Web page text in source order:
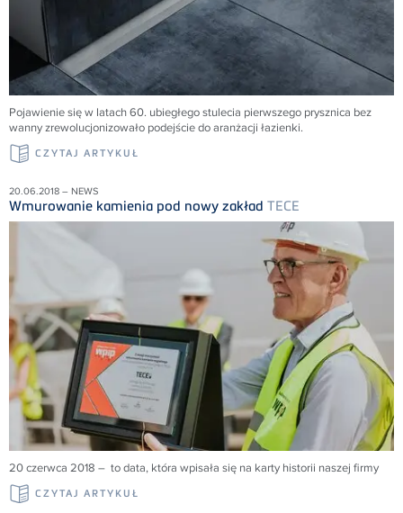
Pojawienie się w latach 60. ubiegłego stulecia pierwszego prysznica bez
wanny zrewolucjonizowało podejście do aranżacji łazienki.
CZYTAJ ARTYKUŁ
20.06.2018 – NEWS
Wmurowanie kamienia pod nowy zakład TECE
20 czerwca 2018 – to data, która wpisała się na karty historii naszej firmy
CZYTAJ ARTYKUŁ